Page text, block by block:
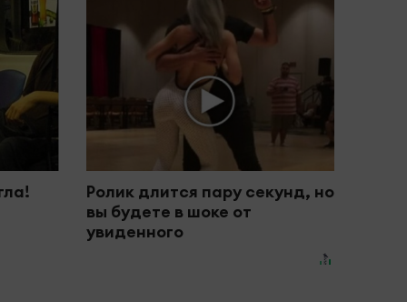
Ролик длится пару секунд, но
вы будете в шоке от
увиденного